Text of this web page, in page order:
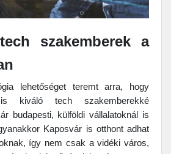
szakemberek a
lehetőséget teremt arra, hogy
kiváló tech szakemberekké
budapesti, külföldi vállalatoknál is
Kaposvár is otthont adhat
így nem csak a vidéki város,